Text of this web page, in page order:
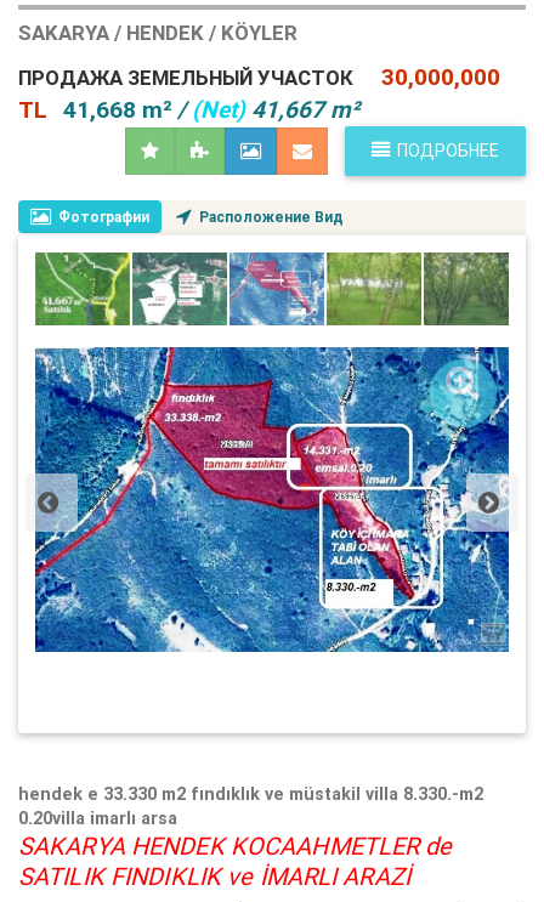
SAKARYA / HENDEK / KÖYLER
ПРОДАЖА ЗЕМЕЛЬНЫЙ УЧАСТОК
30,000,000
TL 41,668 m² /(Net)41,667 m²
ПОДРОБНЕЕ
Фотографии Расположение Вид
hendek e 33.330 m2 fındıklık ve müstakil villa 8.330.-m2
0.20villa imarlı arsa
SAKARYA HENDEK KOCAAHMETLER de
SATILIK FINDIKLIK ve İMARLI ARAZİ